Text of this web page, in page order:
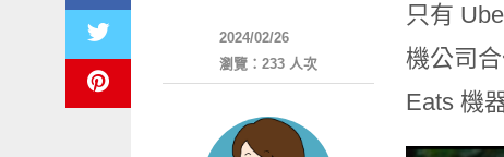
只有
機公司
Eats 機
2024/02/26
瀏覽：233 人次